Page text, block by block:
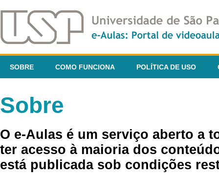
SOBRE COMO FUNCIONA POLÍTICA DE USO
Sobre
O e-Aulas é um serviço aberto a
ter acesso à maioria dos
está publicada sob condições